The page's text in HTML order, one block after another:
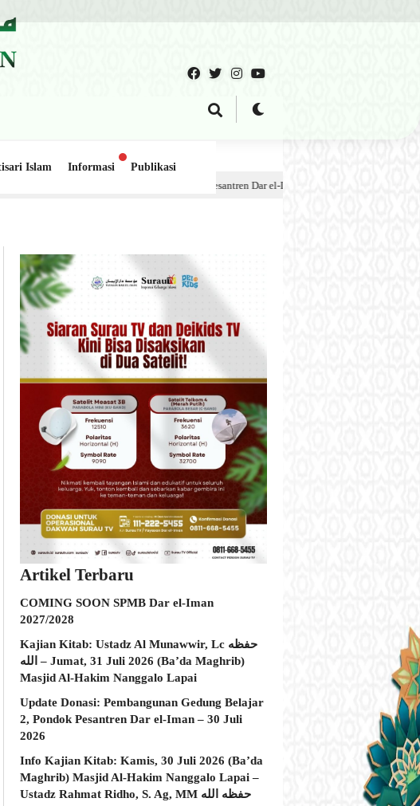
Islam Informasi
Publikasi
Belajar 2, Pondok Pesantren Dar el-Iman – 30 Juli 2026
Artikel Terbaru
COMING SOON SPMB Dar el-Iman
2027/2028
Kajian Kitab: Ustadz Al Munawwir, Lc حفظه
الله – Jumat, 31 Juli 2026 (Ba’da Maghrib)
Masjid Al-Hakim Nanggalo Lapai
Update Donasi: Pembangunan Gedung Belajar
2, Pondok Pesantren Dar el-Iman – 30 Juli
2026
Info Kajian Kitab: Kamis, 30 Juli 2026 (Ba’da
Maghrib) Masjid Al-Hakim Nanggalo Lapai –
Ustadz Rahmat Ridho, S. Ag, MM حفظه الله